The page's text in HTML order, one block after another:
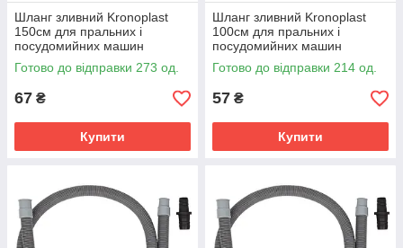
Шланг зливний Kronoplast
150см для пральних і
посудомийних машин
Готово до відправки 273 од.
67 ₴
Купити
Шланг зливний Kronoplast
100см для пральних і
посудомийних машин
Готово до відправки 214 од.
57 ₴
Купити